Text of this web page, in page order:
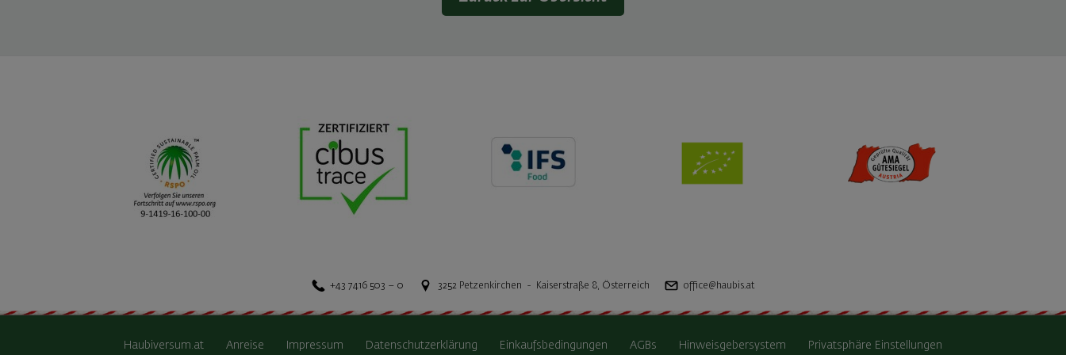
+43 7416 503 – 0 3252 Petzenkirchen - Kaiserstraße 8, Österreich office@haubis.at
Haubiversum.at Anreise Impressum Datenschutzerklärung Einkaufsbedingungen AGBs Hinweisgebersystem Privatsphäre Einstellungen